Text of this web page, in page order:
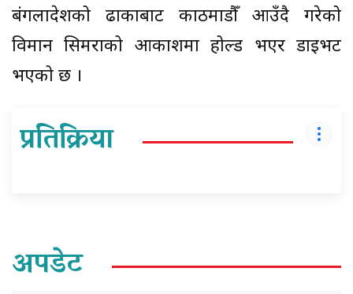
बंगलादेशको ढाकाबाट काठमाडौँ आउँदै गरेको
विमान सिमराको आकाशमा होल्ड भएर डाइभट
भएको छ ।
प्रतिक्रिया
अपडेट